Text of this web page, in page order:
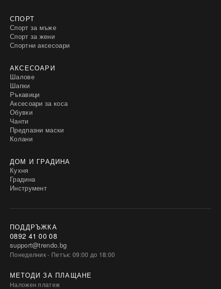
СПОРТ
Спорт за мъже
Спорт за жени
Спортни аксесоари
АКСЕСОАРИ
Шалове
Шапки
Ръкавици
Аксесоари за коса
Обувки
Чанти
Предпазни маски
Колани
ДОМ И ГРАДИНА
Кухня
Градина
Инструмент
ПОДДРЪЖКА
0892 41 00 08
support@trendo.bg
Понеделник - Петък: 09:00 до 18:00
МЕТОДИ ЗА ПЛАЩАНЕ
Наложен платеж